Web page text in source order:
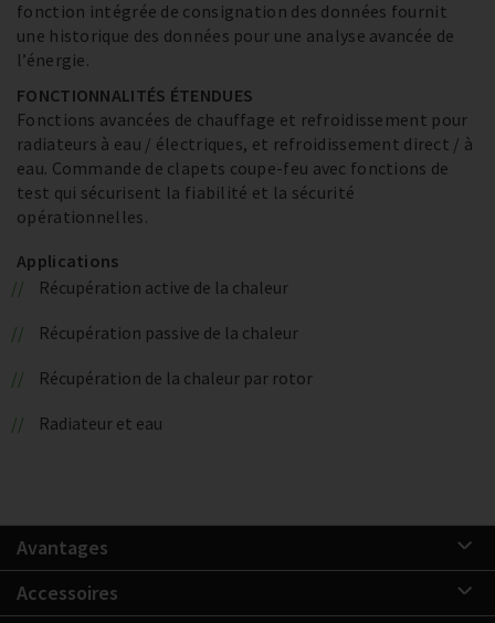
fonction intégrée de consignation des données fournit
une historique des données pour une analyse avancée de
l’énergie.
FONCTIONNALITÉS ÉTENDUES
Fonctions avancées de chauffage et refroidissement pour
radiateurs à eau / électriques, et refroidissement direct / à
eau. Commande de clapets coupe-feu avec fonctions de
test qui sécurisent la fiabilité et la sécurité
opérationnelles.
Applications
Récupération active de la chaleur
Récupération passive de la chaleur
Récupération de la chaleur par rotor
Radiateur et eau
Avantages
Accessoires